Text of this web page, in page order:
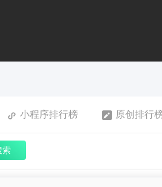
小程序排行榜 原创排行
索